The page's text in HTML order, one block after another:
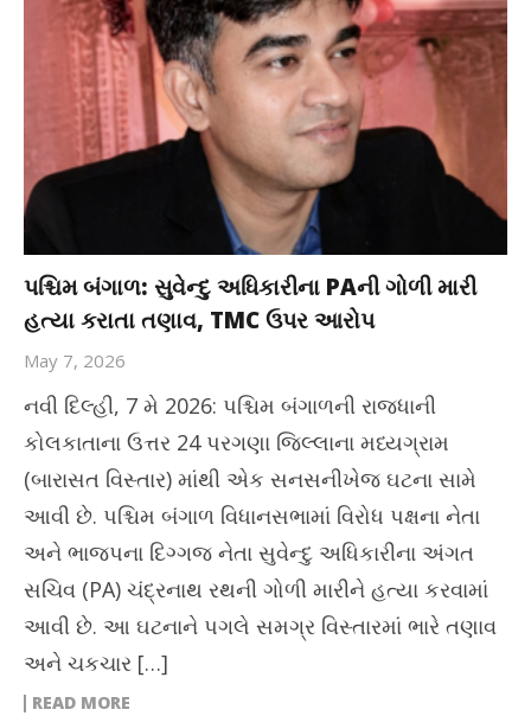
પશ્ચિમ બંગાળ: સુવેન્દુ અધિકારીના PAની ગોળી મારી
હત્યા કરાતા તણાવ, TMC ઉપર આરોપ
May 7, 2026
નવી દિલ્હી, 7 મે 2026: પશ્ચિમ બંગાળની રાજધાની
કોલકાતાના ઉત્તર 24 પરગણા જિલ્લાના મધ્યગ્રામ
(બારાસત વિસ્તાર) માંથી એક સનસનીખેજ ઘટના સામે
આવી છે. પશ્ચિમ બંગાળ વિધાનસભામાં વિરોધ પક્ષના નેતા
અને ભાજપના દિગ્ગજ નેતા સુવેન્દુ અધિકારીના અંગત
સચિવ (PA) ચંદ્રનાથ રથની ગોળી મારીને હત્યા કરવામાં
આવી છે. આ ઘટનાને પગલે સમગ્ર વિસ્તારમાં ભારે તણાવ
અને ચકચાર […]
READ MORE